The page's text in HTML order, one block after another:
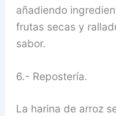
añadiendo
frutas secas y
sabor.
6.- Repostería.
La harina de arroz